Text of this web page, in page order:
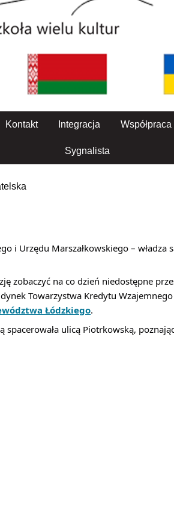
Kontakt Integracja Współpraca
Sygnalista
i Urzędu Marszałkowskiego – władza
zobaczyć na co dzień niedostępne
Towarzystwa Kredytu Wzajemnego
Łódzkiego.
ulicą Piotrkowską,